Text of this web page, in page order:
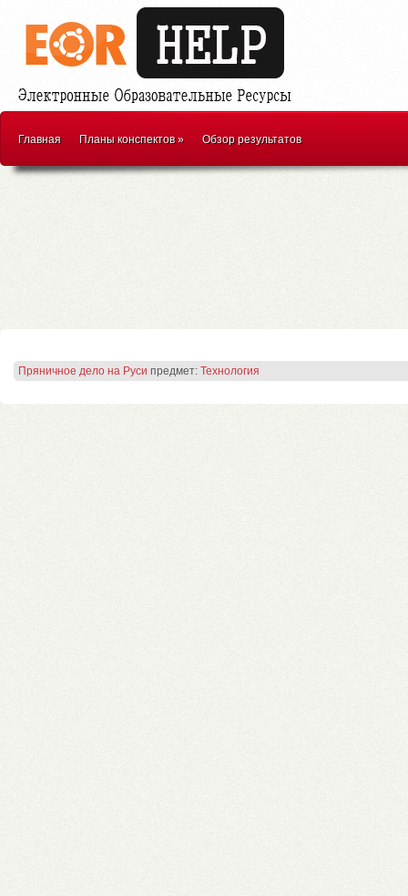
Главная Планы конспектов» Обзор результатов
Пряничное дело на Руси предмет: Технология